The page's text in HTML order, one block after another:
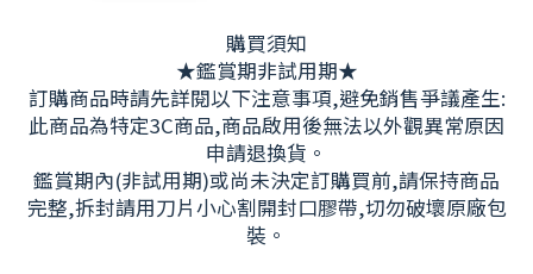
購買須知
★鑑賞期非試用期★
訂購商品時請先詳閱以下注意事項,避免銷售爭議產生:
此商品為特定3C商品,商品啟用後無法以外觀異常原因
申請退換貨。
鑑賞期內(非試用期)或尚未決定訂購買前,請保持商品
完整,拆封請用刀片小心割開封口膠帶,切勿破壞原廠包
裝。